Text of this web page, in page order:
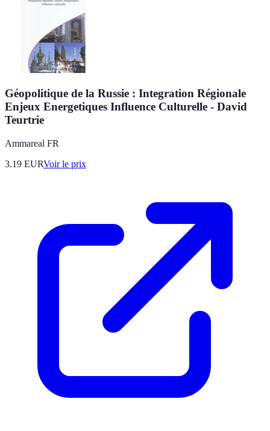
Géopolitique de la Russie : Integration Régionale
Enjeux Energetiques Influence Culturelle - David
Teurtrie
Ammareal FR
3.19 EURVoir le prix